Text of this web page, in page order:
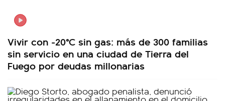
Vivir con -20°C sin gas: más de 300 familias
sin servicio en una ciudad de Tierra del
Fuego por deudas millonarias